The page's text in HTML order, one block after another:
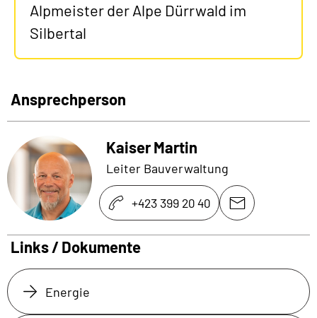
Alpmeister der Alpe Dürrwald im
Silbertal
Ansprechperson
Kaiser Martin
Leiter Bauverwaltung
+423 399 20 40
Links / Dokumente
Energie